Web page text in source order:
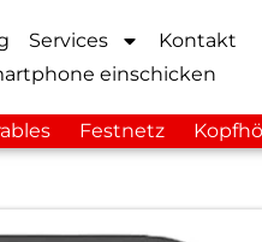
Services
Kontakt
einschicken
Festnetz